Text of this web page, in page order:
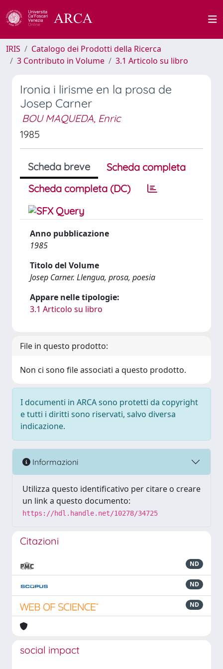
IRIS
Catalogo dei Prodotti della Ricerca
3 Contributo in Volume
3.1 Articolo su libro
Ironia i lirisme en la prosa de
Josep Carner
BOU MAQUEDA, Enric
1985
Scheda breve
Scheda completa
Scheda completa (DC)
Anno pubblicazione
1985
Titolo del Volume
Josep Carner. Llengua, prosa, poesia
Appare nelle tipologie:
3.1 Articolo su libro
File in questo prodotto:
Non ci sono file associati a questo prodotto.
I documenti in ARCA sono protetti da copyright
e tutti i diritti sono riservati, salvo diversa
indicazione.
Informazioni
Utilizza questo identificativo per citare o creare
un link a questo documento:
https://hdl.handle.net/10278/34725
Citazioni
ND
ND
ND
social impact